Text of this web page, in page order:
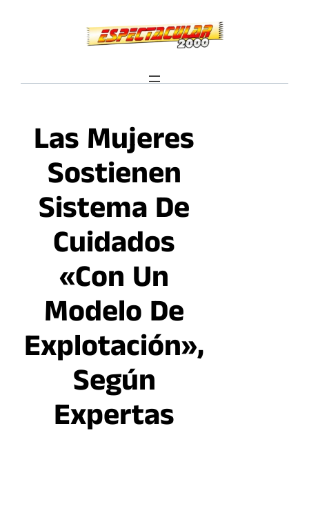
Las Mujeres
Sostienen
Sistema De
Cuidados
«con Un
Modelo De
Explotación»,
Según
Expertas